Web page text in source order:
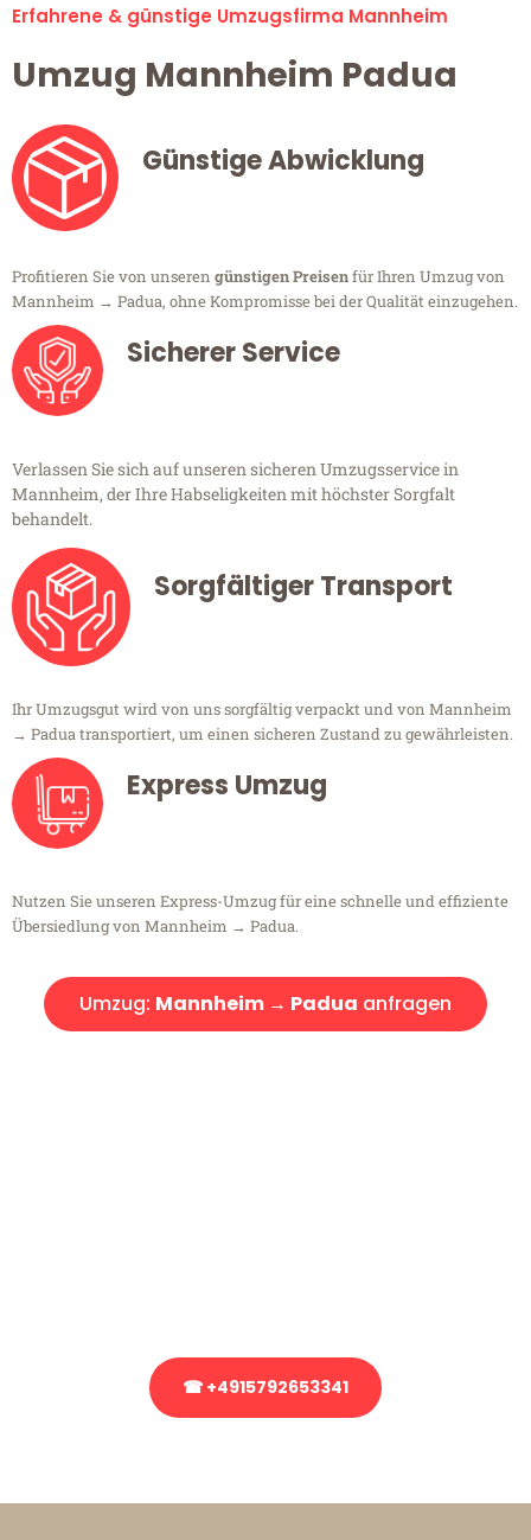
Erfahrene & günstige Umzugsfirma Mannheim
Umzug Mannheim Padua
Günstige Abwicklung
Profitieren Sie von unseren günstigen Preisenfür Ihren Umzug von
Mannheim → Padua, ohne Kompromisse bei der Qualität einzugehen.
Sicherer Service
Verlassen Sie sich auf unseren sicheren Umzugsservice in
Mannheim, der Ihre Habseligkeiten mit höchster Sorgfalt
behandelt.
Sorgfältiger Transport
Ihr Umzugsgut wird von uns sorgfältig verpackt und von Mannheim
→ Padua transportiert, um einen sicheren Zustand zu gewährleisten.
Express Umzug
Nutzen Sie unseren Express-Umzug für eine schnelle und effiziente
Übersiedlung von Mannheim → Padua.
Umzug: Mannheim → Padua anfragen
☎ +4915792653341